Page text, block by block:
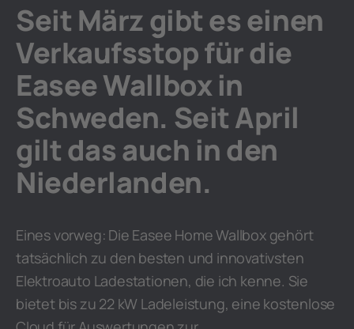
Seit März gibt es einen
Verkaufsstop für die
Easee Wallbox in
Schweden. Seit April
gilt das auch in den
Niederlanden.
Eines vorweg: Die Easee Home Wallbox gehört
tatsächlich zu den besten und innovativsten
Elektroauto Ladestationen, die ich kenne. Sie
bietet bis zu 22 kW Ladeleistung, eine kostenlose